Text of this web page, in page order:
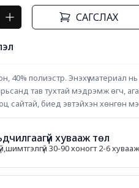
САГСЛАХ
40% полиэстр. Энэхүү материал
тав тухтай мэдрэмж өгч,
сайтай, биед эвтэйхэн хөнгөн
хувааж төл
30-90 хоногт 2-6